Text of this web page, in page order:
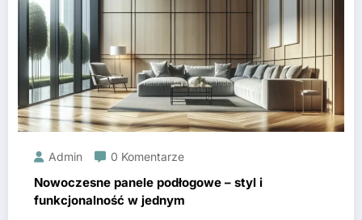
Admin 0 Komentarze
Nowoczesne panele podłogowe – styl i
funkcjonalność w jednym